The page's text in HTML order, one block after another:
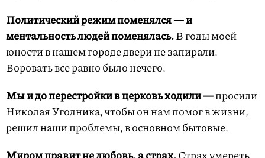
Политический режим поменялся — и
ментальность людей поменялась.В годы моей
юности в нашем городе двери не запирали.
Воровать все равно было нечего.
Мы и до перестройки в церковь ходили —просили
Николая Угодника, чтобы он нам помог в жизни,
решил наши проблемы, в основном бытовые.